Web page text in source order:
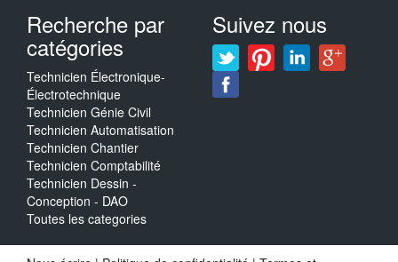
Recherche par
catégories
Technicien Électronique-
Électrotechnique
Technicien Génie Civil
Technicien Automatisation
Technicien Chantier
Technicien Comptabilité
Technicien Dessin -
Conception - DAO
Toutes les categories
Suivez nous